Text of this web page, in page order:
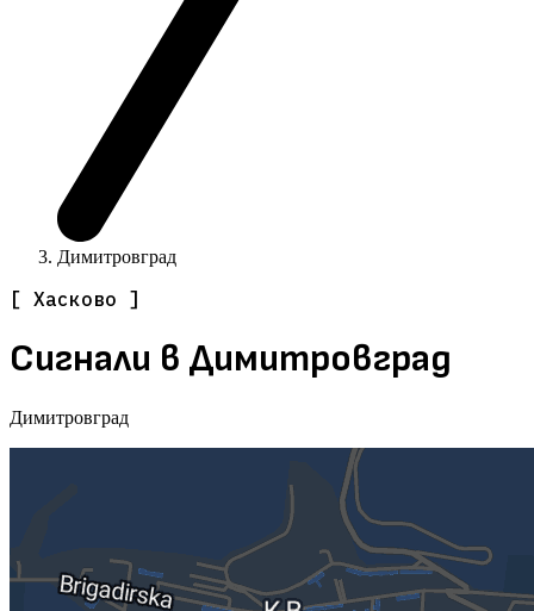
Димитровград
[ Хасково ]
Сигнали в Димитровград
Димитровград